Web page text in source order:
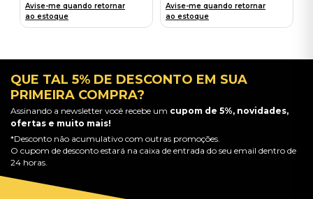
Avise-me quando retornar
ao estoque
Avise-me quando retornar
ao estoque
QUE TAL 5% DE DESCONTO EM SUA
PRIMEIRA COMPRA?
Assinando a newsletter você recebe um cupom de 5%, novidades,
ofertas e muito mais!
*Desconto não acumulativo com outras promoções.
O cupom de desconto estará na caixa de entrada do seu email dentro de
24 horas.